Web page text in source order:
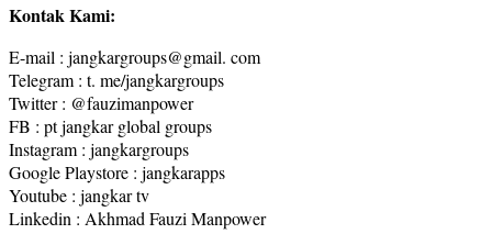
Kontak Kami:
E-mail : jangkargroups@gmail. com
Telegram : t. me/jangkargroups
Twitter : @fauzimanpower
FB : pt jangkar global groups
Instagram : jangkargroups
Google Playstore : jangkarapps
Youtube : jangkar tv
Linkedin : Akhmad Fauzi Manpower